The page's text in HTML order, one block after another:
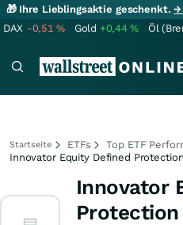
🎁 Ihre Lieblingsaktie geschenkt.→
DAX -0,51% Gold +0,44% Öl
Startseite ETFs
Top ETF
Innovator Equity Defined
Innovator
Protection